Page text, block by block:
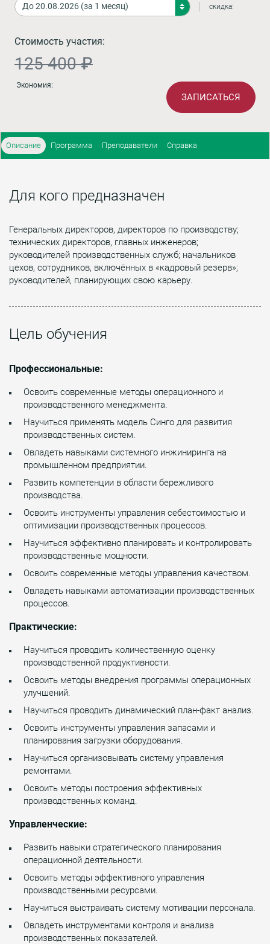
скидка:
Стоимость участия:
125 400 ₽
Экономия:
ЗАПИСАТЬСЯ
Описание Программа Преподаватели Справка
Для кого предназначен
Генеральных директоров, директоров по производству;
технических директоров, главных инженеров;
руководителей производственных служб; начальников
цехов, сотрудников, включённых в «кадровый резерв»;
руководителей, планирующих свою карьеру.
Цель обучения
Профессиональные:
Освоить современные методы операционного и
производственного менеджмента.
Научиться применять модель Синго для развития
производственных систем.
Овладеть навыками системного инжиниринга на
промышленном предприятии.
Развить компетенции в области бережливого
производства.
Освоить инструменты управления себестоимостью и
оптимизации производственных процессов.
Научиться эффективно планировать и контролировать
производственные мощности.
Освоить современные методы управления качеством.
Овладеть навыками автоматизации производственных
процессов.
Практические:
Научиться проводить количественную оценку
производственной продуктивности.
Освоить методы внедрения программы операционных
улучшений.
Научиться проводить динамический план-факт анализ.
Освоить инструменты управления запасами и
планирования загрузки оборудования.
Научиться организовывать систему управления
ремонтами.
Освоить методы построения эффективных
производственных команд.
Управленческие:
Развить навыки стратегического планирования
операционной деятельности.
Освоить методы эффективного управления
производственными ресурсами.
Научиться выстраивать систему мотивации персонала.
Овладеть инструментами контроля и анализа
производственных показателей.